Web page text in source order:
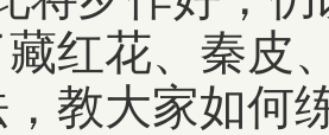
藏红花、秦皮
教大家如何